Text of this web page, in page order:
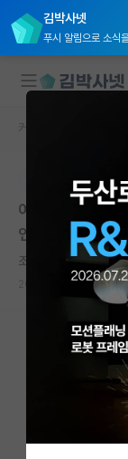
김박사넷
푸시 알림으로 소식
국내대학원 정보
연구실&오픈랩
커뮤니티
커뮤니티 홈
전체글보기
베스트 게시판
IF 명예의전당
자유 게시판(
커뮤니티 홈
본문이 수정되지 않
여러군데 컨택했
언 부탁드릴게요!
조급한 존 폰 노이만
2024.09.04 15